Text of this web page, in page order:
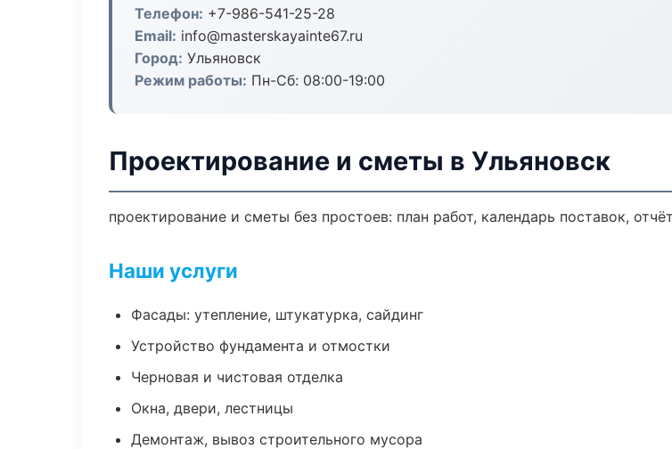
Телефон: +7-986-541-25-28
Email: info@masterskayainte67.ru
Город: Ульяновск
Режим работы: Пн-Сб: 08:00-19:00
Проектирование и сметы в Ульяновск
проектирование и сметы без простоев: план работ, календарь поставок,
Наши услуги
Фасады: утепление, штукатурка, сайдинг
Устройство фундамента и отмостки
Черновая и чистовая отделка
Окна, двери, лестницы
Демонтаж, вывоз строительного мусора